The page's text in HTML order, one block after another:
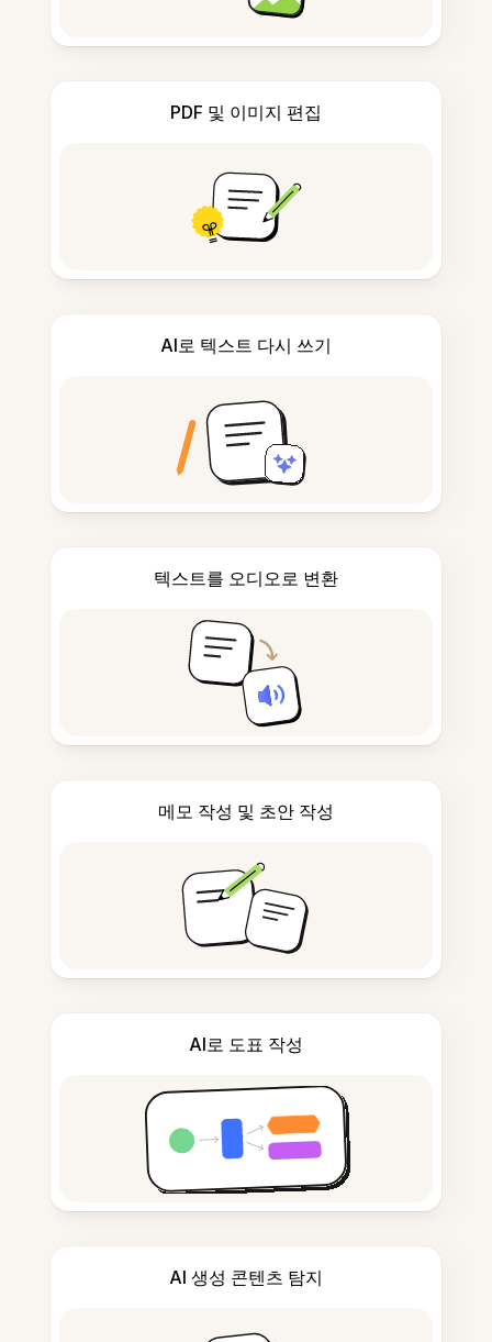
PDF 및 이미지 편집
AI로 텍스트 다시 쓰기
텍스트를 오디오로 변환
메모 작성 및 초안 작성
AI로 도표 작성
AI 생성 콘텐츠 탐지